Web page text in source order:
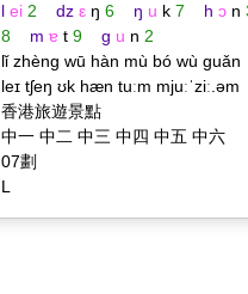
l ei 2 dz ε ŋ 6 ŋ u k 7 h ɔ n
8
m ɐ t 9 g u n 2
lǐ zhèng wū hàn mù bó wù
leɪ tʃeŋ ʊk hæn tuːm mjuːˈziː.əm
香港旅遊景點
中一 中二 中三 中四 中五 中六
07劃
L